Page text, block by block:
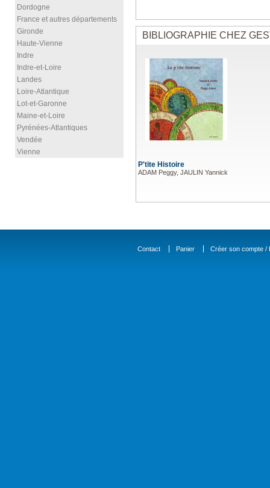
Dordogne
France et autres départements
Gironde
Haute-Vienne
Indre
Indre-et-Loire
Landes
Loire-Atlantique
Lot-et-Garonne
Maine-et-Loire
Pyrénées-Atlantiques
Vendée
Vienne
BIBLIOGRAPHIE CHEZ
P'tite Histoire
ADAM Peggy, JAULIN Yannick
Contact Panier Créer son compte /